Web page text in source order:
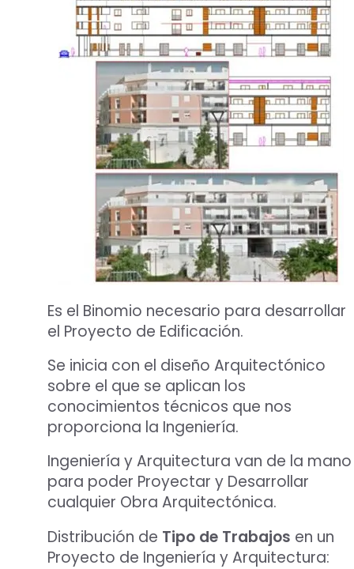
Es el Binomio necesario para desarrollar
el Proyecto de Edificación.
Se inicia con el diseño Arquitectónico
sobre el que se aplican los
conocimientos técnicos que nos
proporciona la Ingeniería.
Ingeniería y Arquitectura van de la mano
para poder Proyectar y Desarrollar
cualquier Obra Arquitectónica.
Distribución de Tipo de Trabajos en un
Proyecto de Ingeniería y Arquitectura: